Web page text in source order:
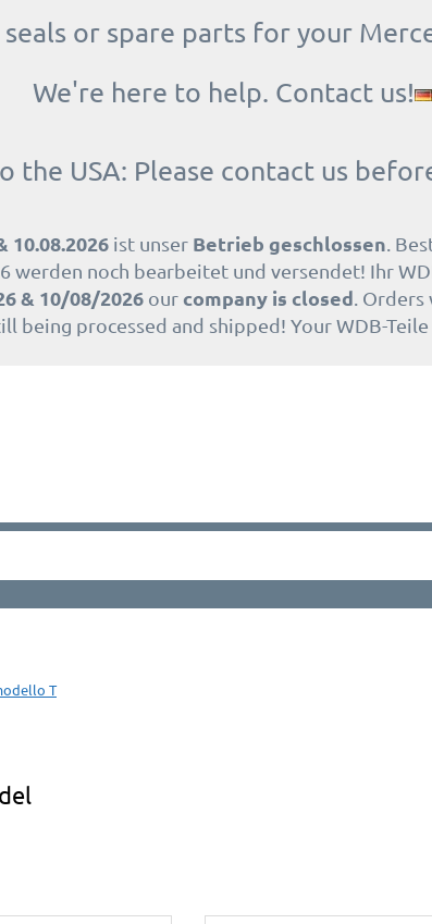
or spare parts for your
We're here to help. Contact us!
the USA: Please contact us
10.08.2026ist unser Betrieb geschlossen .
werden noch bearbeitet und versendet! Ihr
& 10/08/2026our company is closed .
being processed and shipped! Your WDB-Teile
T